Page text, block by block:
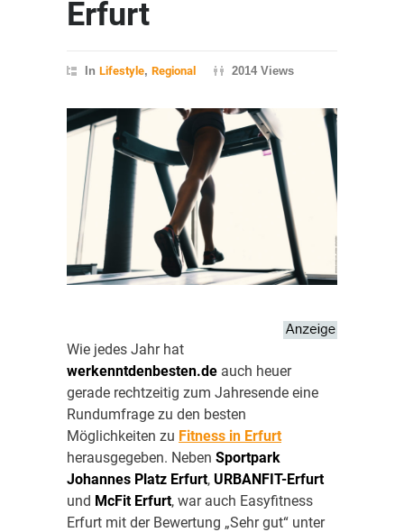
Erfurt
In Lifestyle, Regional 2014 Views
Wie jedes Jahr hat
werkenntdenbesten.de auch heuer
gerade rechtzeitig zum Jahresende eine
Rundumfrage zu den besten
Möglichkeiten zu Fitness in Erfurt
herausgegeben. Neben Sportpark
Johannes Platz Erfurt, URBANFIT-Erfurt
und McFit Erfurt, war auch Easyfitness
Erfurt mit der Bewertung „Sehr gut“ unter